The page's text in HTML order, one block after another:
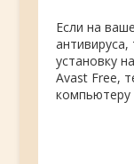
Если на
антивируса,
установку
Avast Free,
компьютеру